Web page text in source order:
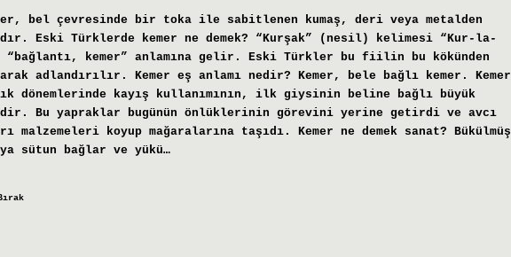
bel çevresinde bir toka ile sabitlenen kumaş, deri veya metalden
Eski Türklerde kemer ne demek? “Kurşak” (nesil) kelimesi “Kur-la-
kemer” anlamına gelir. Eski Türkler bu fiilin bu kökünden
adlandırılır. Kemer eş anlamı nedir? Kemer, bele bağlı kemer. Kemer
dönemlerinde kayış kullanımının, ilk giysinin beline bağlı büyük
Bu yapraklar bugünün önlüklerinin görevini yerine getirdi ve avcı
malzemeleri koyup mağaralarına taşıdı. Kemer ne demek sanat? Bükülmüş
sütun bağlar ve yükü…